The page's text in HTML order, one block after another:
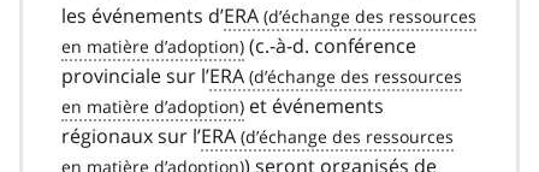
les événements d’ERA
(c.-à-d. conférence
provinciale sur l’ERA
et événements
régionaux sur l’ERA
) seront organisés de